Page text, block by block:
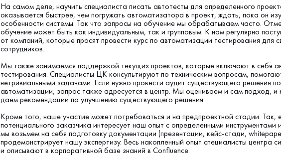
На самом деле, научить специалиста писать автотесты для определенного
оказывается быстрее, чем погружать автоматизатора в проект, ждать, пока он
особенности системы. Так что запросы на обучение мы обрабатываем часто.
обучение может быть как индивидуальным, так и групповым. К нам регулярно
от компаний, которые просят провести курс по автоматизации тестирования для
сотрудников.
Мы также занимаемся поддержкой текущих проектов, которые включают в себя
тестирования. Специалисты ЦК консультируют по техническим вопросам,
нетривиальными задачами. Если нужно провести аудит существующего решения по
автоматизации, запрос также адресуется в центр. Мы оцениваем и сам подход, и
даем рекомендации по улучшению существующего решения.
Кроме того, наше участие может потребоваться и на предпроектной стадии. Так,
потенциального заказчика интересует наш опыт с определенными инструментами
мы возьмем на себя подготовку документации (презентации, кейс-стади,
продемонстрирует нашу экспертизу. Весь накопленный опыт специалисты центра
и описывают в корпоративной базе знаний в Confluence.